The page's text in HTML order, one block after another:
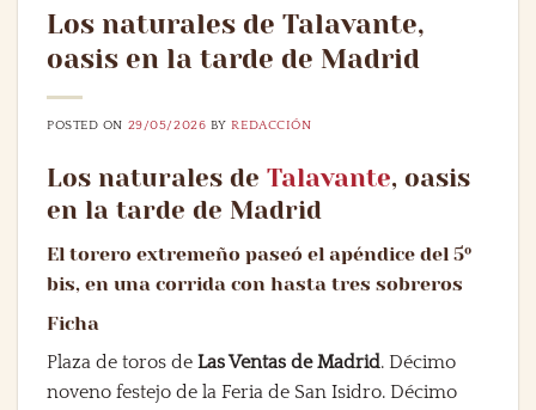
Los naturales de Talavante,
oasis en la tarde de Madrid
POSTED ON 29/05/2026 BYREDACCIÓN
Los naturales de Talavante, oasis
en la tarde de Madrid
El torero extremeño paseó el apéndice del 5º
bis, en una corrida con hasta tres sobreros
Ficha
Plaza de toros de Las Ventas de Madrid. Décimo
noveno festejo de la Feria de San Isidro. Décimo